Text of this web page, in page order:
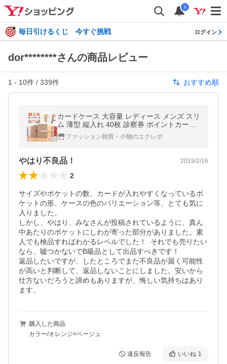
i
毎日引けるくじ 今すぐ挑戦 ログイン
dor********さんの商品レビュー
1 - 10件 / 339件 おすすめ順
カードケース 大容量 レディース メンズ スリ
ム 薄型 縦入れ 40枚 診察券 ポイントカード
クレジットカード カードホルダー 診察券入
れ 名入れ対象 爆買
ファッション雑貨・小物のエクレボ
やはり不良品！ 2019/2/16
2
サイズやポケットの数、カードが入れやすくなっているポ
ケットの形、ケースの色のバリエーション等、とても気に
入りました。
しかし、やはり、みなさんが投稿されているように、真ん
中あたりのポケットにしわが寄った部分がありました。素
人でも検品すればわかるレベルでした！  それでも売りたい
なら、嘘つかないでB級品として出品すべきです！
返品したいですが、したところでまた不良品が届く可能性
が高いと判断して、返品しないことにしました。安いから
仕方ないだろうと諦めもありますが、悔しい気持ちはあり
ます。
購入した商品
カラー/オレンジ×ベージュ
違反報告 いいね 1